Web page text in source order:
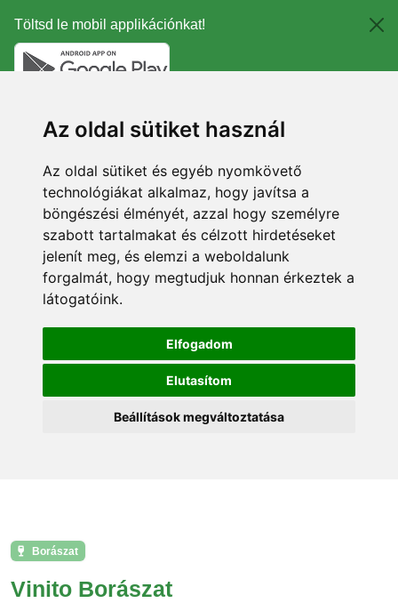
Töltsd le mobil applikációnkat!
Az oldal sütiket használ
Az oldal sütiket és egyéb nyomkövető
technológiákat alkalmaz, hogy javítsa a
böngészési élményét, azzal hogy személyre
szabott tartalmakat és célzott hirdetéseket
jelenít meg, és elemzi a weboldalunk
forgalmát, hogy megtudjuk honnan érkeztek a
látogatóink.
Elfogadom
Elutasítom
Beállítások megváltoztatása
Borászat
Vinito Borászat